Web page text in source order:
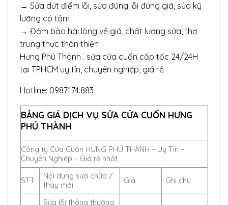
→ Sửa dứt điểm lỗi, sửa đúng lỗi đúng giá, sửa kỹ
lưỡng có tâm
→ Đảm bảo hài lòng về giá, chất lượng sửa, thợ
trung thực thân thiện
Hưng Phú Thành . sửa cửa cuốn cấp tốc 24/24H
tại TPHCM uy tín, chuyên nghiệp, giá rẻ
Hotline: 0987.174.883
BẢNG GIÁ DỊCH VỤ SỬA CỬA CUỐN HƯNG
PHÚ THÀNH
Công ty Cửa Cuốn HƯNG PHÚ THÀNH – Uy Tín –
Chuyên Nghiệp – Giá rẻ nhất
STT
Nội dung sửa chữa /
thay mới
Giá Ghi chú
Sửa lỗi thông thường